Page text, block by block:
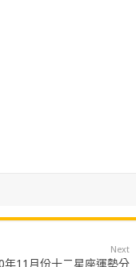
Next
年11月份十二星座運勢分